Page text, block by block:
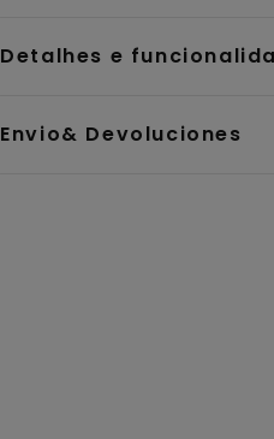
Detalhes e
Envio& Devoluciones